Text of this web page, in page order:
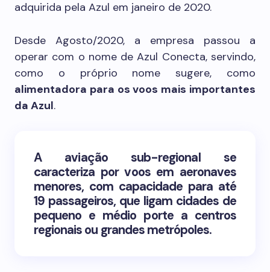
adquirida pela Azul em janeiro de 2020.
Desde Agosto/2020, a empresa passou a
operar com o nome de Azul Conecta, servindo,
como o próprio nome sugere, como
alimentadora para os voos mais importantes
da Azul.
A aviação sub-regional se
caracteriza por voos em aeronaves
menores, com capacidade para até
19 passageiros, que ligam cidades de
pequeno e médio porte a centros
regionais ou grandes metrópoles.